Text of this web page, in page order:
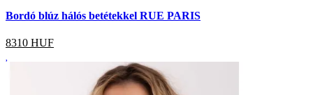
Bordó blúz hálós betétekkel RUE PARIS
8310 HUF